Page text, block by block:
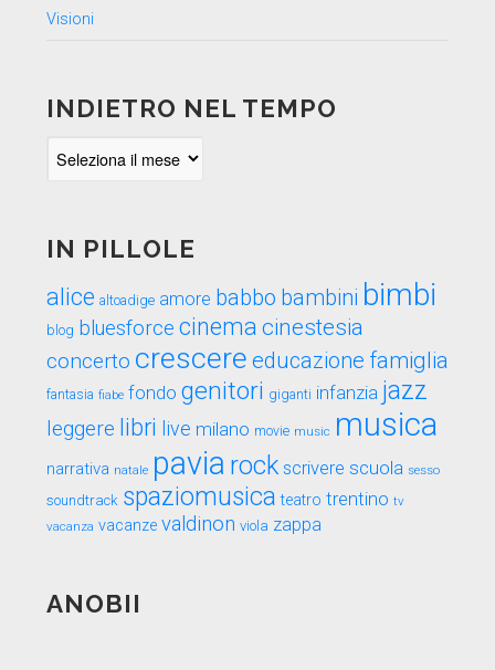
Visioni
INDIETRO NEL TEMPO
IN PILLOLE
alice altoadige amore babbo bambini bimbi
blog bluesforce cinema cinestesia
concerto crescere educazione famiglia
fantasia fiabe fondo genitori giganti infanzia jazz
leggere libri live milano movie music musica
narrativa natale pavia rock scrivere scuola sesso
soundtrack spaziomusica teatro trentino tv
vacanza vacanze valdinon viola zappa
ANOBII